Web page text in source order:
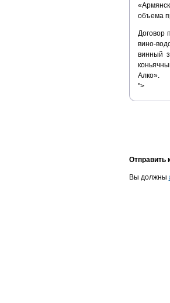
объема
Договор
вино-
винный
Алко».
">
Отправить
Вы должны